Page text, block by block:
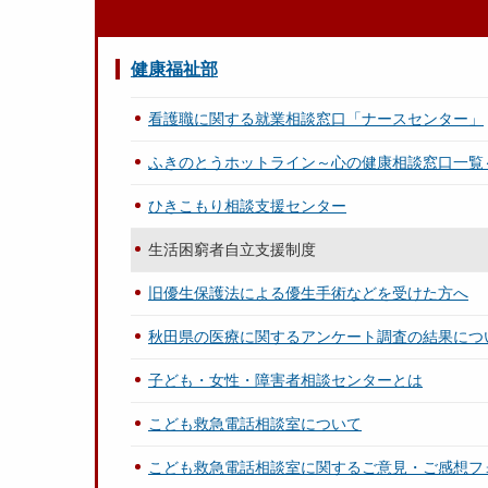
健康福祉部
看護職に関する就業相談窓口「ナースセンター」
ふきのとうホットライン～心の健康相談窓口一覧
ひきこもり相談支援センター
生活困窮者自立支援制度
旧優生保護法による優生手術などを受けた方へ
秋田県の医療に関するアンケート調査の結果につ
子ども・女性・障害者相談センターとは
こども救急電話相談室について
こども救急電話相談室に関するご意見・ご感想フ